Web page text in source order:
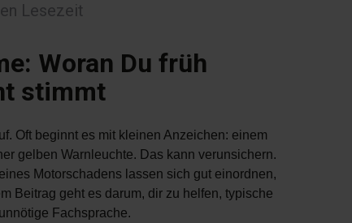
Lesezeit
Woran Du früh
stimmt
Oft beginnt es mit kleinen Anzeichen: einem
gelben Warnleuchte. Das kann verunsichern.
Motorschadens lassen sich gut einordnen,
Beitrag geht es darum, dir zu helfen, typische
Fachsprache.